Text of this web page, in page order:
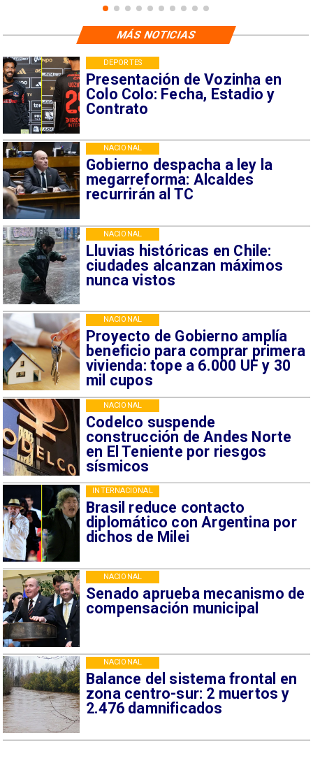
Presentación de Vozinha en
Colo Colo: Fecha, Estadio y
Contrato
DEPORTES
Gobierno despacha a ley la
megarreforma: Alcaldes
recurrirán al TC
NACIONAL
Lluvias históricas en Chile:
ciudades alcanzan máximos
nunca vistos
NACIONAL
Proyecto de Gobierno amplía
beneficio para comprar primera
vivienda: tope a 6.000 UF y 30
mil cupos
NACIONAL
Codelco suspende
construcción de Andes Norte
en El Teniente por riesgos
sísmicos
NACIONAL
Brasil reduce contacto
diplomático con Argentina por
dichos de Milei
INTERNACIONAL
Senado aprueba mecanismo de
compensación municipal
NACIONAL
Balance del sistema frontal en
zona centro-sur: 2 muertos y
2.476 damnificados
NACIONAL
MÁS NOTICIAS